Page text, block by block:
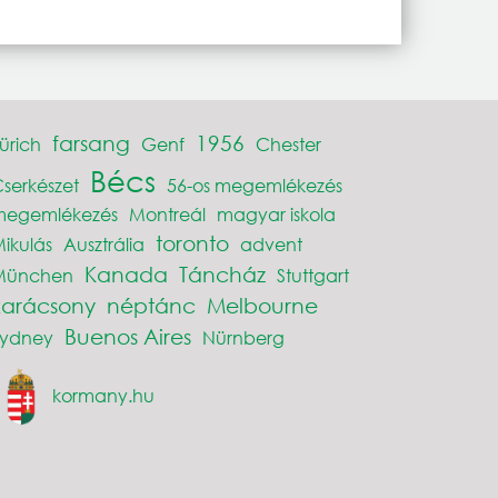
farsang Genf 1956 Chester
Bécs 56-os megemlékezés
Montreál magyar iskola
Ausztrália toronto advent
Kanada Táncház Stuttgart
néptánc Melbourne
Buenos Aires Nürnberg
kormany.hu